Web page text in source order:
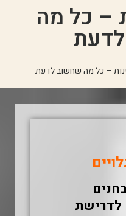
– כל מה
– כל מה שחשוב לדעת